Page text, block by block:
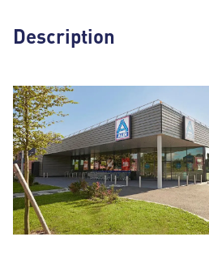
Description